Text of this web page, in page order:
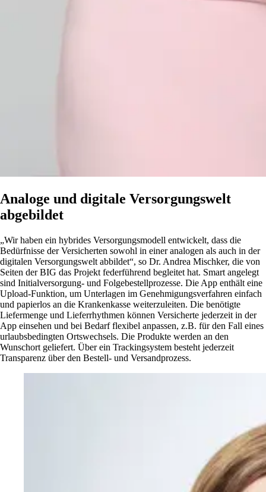
Analoge und digitale Versorgungswelt
abgebildet
„Wir haben ein hybrides Versorgungsmodell entwickelt, dass die
Bedürfnisse der Versicherten sowohl in einer analogen als auch in der
digitalen Versorgungswelt abbildet“, so Dr. Andrea Mischker, die von
Seiten der BIG das Projekt federführend begleitet hat. Smart angelegt
sind Initialversorgung- und Folgebestellprozesse. Die App enthält eine
Upload-Funktion, um Unterlagen im Genehmigungsverfahren einfach
und papierlos an die Krankenkasse weiterzuleiten. Die benötigte
Liefermenge und Lieferrhythmen können Versicherte jederzeit in der
App einsehen und bei Bedarf flexibel anpassen, z.B. für den Fall eines
urlaubsbedingten Ortswechsels. Die Produkte werden an den
Wunschort geliefert. Über ein Trackingsystem besteht jederzeit
Transparenz über den Bestell- und Versandprozess.